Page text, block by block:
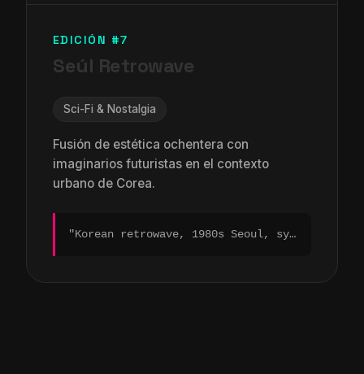
EDICIÓN #7
Seúl Retrowave
Sci-Fi & Nostalgia
Fusión de estética ochentera con
imaginarios futuristas en el contexto
urbano de Corea.
"Korean retrowave, 1980s Seoul, synthwave sunset, analog vaporwave, chrome reflections..."